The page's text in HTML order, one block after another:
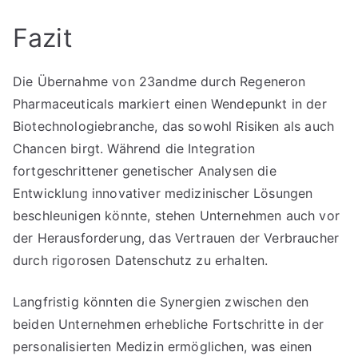
Fazit
Die Übernahme von 23andme durch Regeneron
Pharmaceuticals markiert einen Wendepunkt in der
Biotechnologiebranche, das sowohl Risiken als auch
Chancen birgt. Während die Integration
fortgeschrittener genetischer Analysen die
Entwicklung innovativer medizinischer Lösungen
beschleunigen könnte, stehen Unternehmen auch vor
der Herausforderung, das Vertrauen der Verbraucher
durch rigorosen Datenschutz zu erhalten.
Langfristig könnten die Synergien zwischen den
beiden Unternehmen erhebliche Fortschritte in der
personalisierten Medizin ermöglichen, was einen